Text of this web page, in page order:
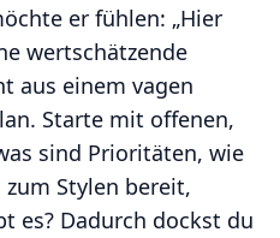
er fühlen: „Hier
wertschätzende
aus einem vagen
Starte mit offenen,
sind Prioritäten, wie
Stylen bereit,
es? Dadurch dockst du